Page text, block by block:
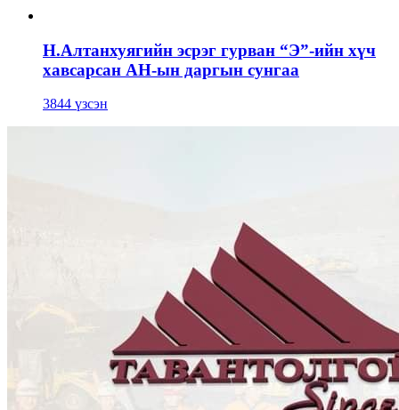
Н.Алтанхуягийн эсрэг гурван “Э”-ийн хүч
хавсарсан АН-ын даргын сунгаа
3844 үзсэн